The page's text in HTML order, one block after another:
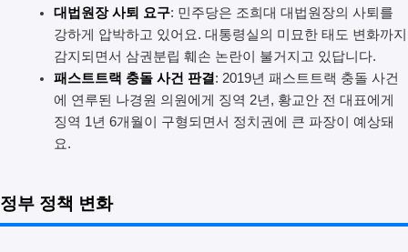
대법원장 사퇴 요구: 민주당은 조희대 대법원장의 사퇴를
강하게 압박하고 있어요. 대통령실의 미묘한 태도 변화까지
감지되면서 삼권분립 훼손 논란이 불거지고 있답니다.
패스트트랙 충돌 사건 판결: 2019년 패스트트랙 충돌 사건
에 연루된 나경원 의원에게 징역 2년, 황교안 전 대표에게
징역 1년 6개월이 구형되면서 정치권에 큰 파장이 예상돼
요.
정부 정책 변화